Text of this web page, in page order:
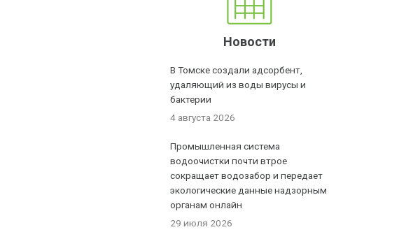
Новости
В Томске создали адсорбент,
удаляющий из воды вирусы и
бактерии
4 августа 2026
Промышленная система
водоочистки почти втрое
сокращает водозабор и передает
экологические данные надзорным
органам онлайн
29 июля 2026